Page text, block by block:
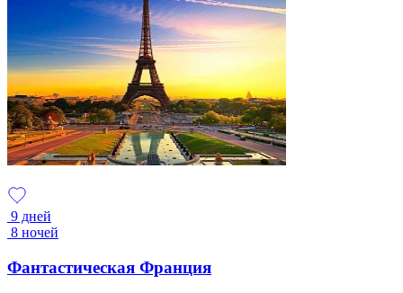
9 дней
8 ночей
Фантастическая Франция